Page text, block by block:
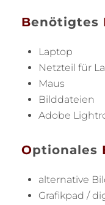
Benötigtes
Laptop
Netzteil für
Maus
Bilddateien
Adobe
Optionales
alternative
Grafikpad /